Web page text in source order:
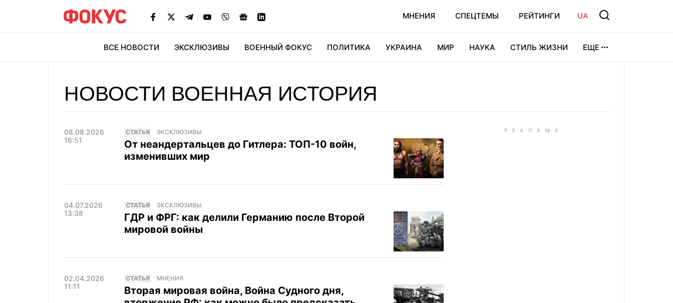
МНЕНИЯ СПЕЦТЕМЫ РЕЙТИНГИ UA
ВСЕ НОВОСТИ ЭКСКЛЮЗИВЫ ВОЕННЫЙ ФОКУС ПОЛИТИКА УКРАИНА МИР НАУКА СТИЛЬ ЖИЗНИ ЕЩЕ
НОВОСТИ ВОЕННАЯ ИСТОРИЯ
08.08.2026
16:51
CТАТЬЯ ЭКСКЛЮЗИВЫ
От неандертальцев до Гитлера: ТОП-10 войн,
изменивших мир
04.07.2026
13:38
CТАТЬЯ ЭКСКЛЮЗИВЫ
ГДР и ФРГ: как делили Германию после Второй
мировой войны
02.04.2026
11:11
CТАТЬЯ МНЕНИЯ
Вторая мировая война, Война Судного дня,